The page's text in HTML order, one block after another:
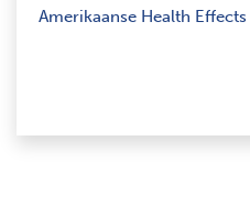
Amerikaanse Health